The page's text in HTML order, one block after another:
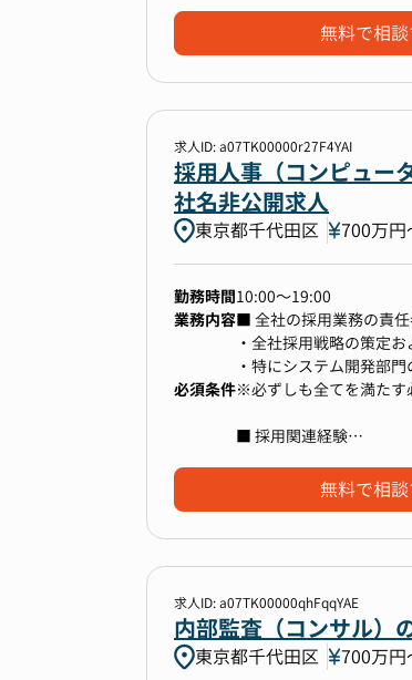
・ガバナンス体制の構築
【社風】
・一人ではなくチーム
・年功序列を廃し、年齢
■給与計算業務：給与計
■規定整備：人事規定
・IPO準備中の成長企業
・現在上場を目指して
・人事労務のスペシャ
・将来的には採用や教
マネージャーとしてのキ
無料で相
求人ID: a07TK00000r27F4YAI
採用人事（コンピュー
社名非公開求人
東京都千代田区 700万円
勤務時間10:00～19:00
業務内容■ 全社の採用業務の責
・全社採用戦略の策定
・特にシステム開発部
・採用プロセスの設計お
・候補者体験（CX）の
・採用チャネル管理（
■ 採用チームのマネジ
・採用チームのマネジメ
・採用予算の策定・管理
必須条件※必ずしも全てを満たす
■ 採用関連経験
・採用KPIの設定および
・技術職（エンジニア等
・候補者対応および面接
・労働法規の基礎知識（
■ 採用関連の企画経験
無料で相
求人ID: a07TK00000qhFqqYAE
内部監査（コンサル）
東京都千代田区 700万円